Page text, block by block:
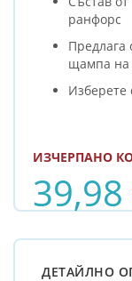
ранфорс
Предлага
щампа на
Изберете
ИЗЧЕРПАНО
ДЕТАЙЛНО